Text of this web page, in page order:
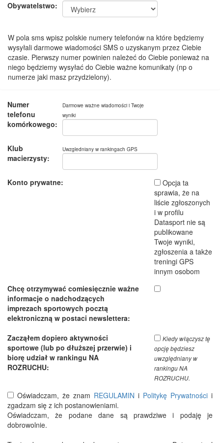
Obywatelstwo:
W pola sms wpisz polskie numery telefonów na które będziemy
wysyłali darmowe wiadomości SMS o uzyskanym przez Ciebie
czasie. Pierwszy numer powinien należeć do Ciebie ponieważ na
niego będziemy wysyłać do Ciebie ważne komunikaty (np o
numerze jaki masz przydzielony).
Numer
telefonu
komórkowego:
Darmowe ważne wiadomości i Twoje
wyniki
Klub
macierzysty:
Uwzgledniany w rankingach GPS
Konto prywatne:
Opcja ta
sprawia, że na
liście zgłoszonych
i w profilu
Datasport nie są
publikowane
Twoje wyniki,
zgłoszenia a także
treningi GPS
innym osobom
Chcę otrzymywać comiesięcznie ważne
informacje o nadchodzących
imprezach sportowych pocztą
elektroniczną w postaci newslettera:
Zacząłem dopiero aktywności
sportowe (lub po dłuższej przerwie) i
biorę udział w rankingu NA
ROZRUCHU:
Kiedy włączysz tę
opcję będziesz
uwzględniany w
rankingu NA
ROZRUCHU.
Oświadczam, że znam REGULAMIN i Politykę Prywatności i
zgadzam się z ich postanowieniami.
Oświadczam, że podane dane są prawdziwe i podaję je
dobrowolnie.